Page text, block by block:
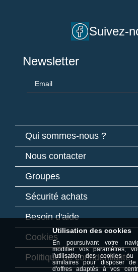
Suivez-
Newsletter
Email
Qui sommes-nous ?
Nous contacter
Groupes
Sécurité achats
Besoin d'aide
Cookies
Politique de confidentialité
Utilisation des cookies
En poursuivant votre
modifier vos paramètres,
l'utilisation des cookies ou
similaires pour disposer
d'offres adaptés à vos